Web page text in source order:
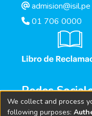
admision@isil.pe
01 706 0000
Redes
We collect and process
following purposes: